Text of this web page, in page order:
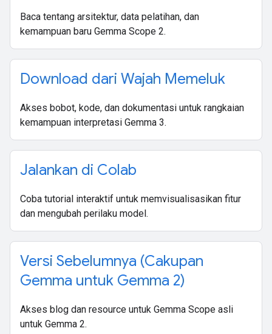
Baca tentang arsitektur, data pelatihan, dan
kemampuan baru Gemma Scope 2.
Download dari Wajah Memeluk
Akses bobot, kode, dan dokumentasi untuk rangkaian
kemampuan interpretasi Gemma 3.
Jalankan di Colab
Coba tutorial interaktif untuk memvisualisasikan fitur
dan mengubah perilaku model.
Versi Sebelumnya (Cakupan
Gemma untuk Gemma 2)
Akses blog dan resource untuk Gemma Scope asli
untuk Gemma 2.